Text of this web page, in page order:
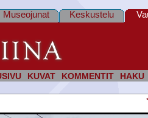
KUVAT KOMMENTIT HAKU
Museojunat Keskustelu